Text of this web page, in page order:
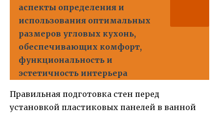
аспекты определения и
использования оптимальных
размеров угловых кухонь,
обеспечивающих комфорт,
функциональность и
эстетичность интерьера
Правильная подготовка стен перед
установкой пластиковых панелей в ванной